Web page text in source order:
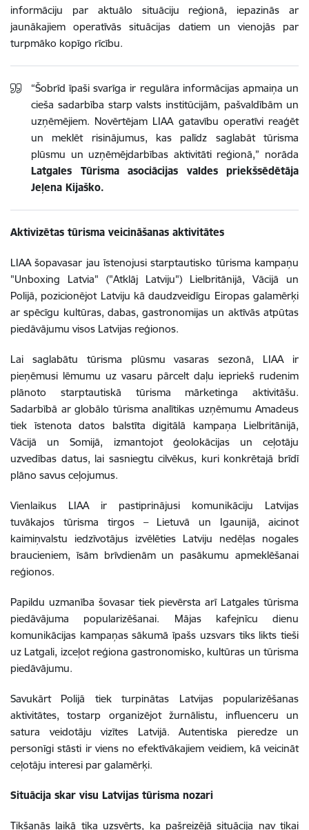
informāciju par aktuālo situāciju reģionā, iepazinās ar
jaunākajiem operatīvās situācijas datiem un vienojās par
turpmāko kopīgo rīcību.
“Šobrīd īpaši svarīga ir regulāra informācijas apmaiņa un
cieša sadarbība starp valsts institūcijām, pašvaldībām un
uzņēmējiem. Novērtējam LIAA gatavību operatīvi reaģēt
un meklēt risinājumus, kas palīdz saglabāt tūrisma
plūsmu un uzņēmējdarbības aktivitāti reģionā,” norāda
Latgales Tūrisma asociācijas valdes priekšsēdētāja
Jeļena Kijaško.
Aktivizētas tūrisma veicināšanas aktivitātes
LIAA šopavasar jau īstenojusi starptautisko tūrisma kampaņu
"Unboxing Latvia" ("Atklāj Latviju") Lielbritānijā, Vācijā un
Polijā, pozicionējot Latviju kā daudzveidīgu Eiropas galamērķi
ar spēcīgu kultūras, dabas, gastronomijas un aktīvās atpūtas
piedāvājumu visos Latvijas reģionos.
Lai saglabātu tūrisma plūsmu vasaras sezonā, LIAA ir
pieņēmusi lēmumu uz vasaru pārcelt daļu iepriekš rudenim
plānoto starptautiskā tūrisma mārketinga aktivitāšu.
Sadarbībā ar globālo tūrisma analītikas uzņēmumu Amadeus
tiek īstenota datos balstīta digitālā kampaņa Lielbritānijā,
Vācijā un Somijā, izmantojot ģeolokācijas un ceļotāju
uzvedības datus, lai sasniegtu cilvēkus, kuri konkrētajā brīdī
plāno savus ceļojumus.
Vienlaikus LIAA ir pastiprinājusi komunikāciju Latvijas
tuvākajos tūrisma tirgos – Lietuvā un Igaunijā, aicinot
kaimiņvalstu iedzīvotājus izvēlēties Latviju nedēļas nogales
braucieniem, īsām brīvdienām un pasākumu apmeklēšanai
reģionos.
Papildu uzmanība šovasar tiek pievērsta arī Latgales tūrisma
piedāvājuma popularizēšanai. Mājas kafejnīcu dienu
komunikācijas kampaņas sākumā īpašs uzsvars tiks likts tieši
uz Latgali, izceļot reģiona gastronomisko, kultūras un tūrisma
piedāvājumu.
Savukārt Polijā tiek turpinātas Latvijas popularizēšanas
aktivitātes, tostarp organizējot žurnālistu, influenceru un
satura veidotāju vizītes Latvijā. Autentiska pieredze un
personīgi stāsti ir viens no efektīvākajiem veidiem, kā veicināt
ceļotāju interesi par galamērķi.
Situācija skar visu Latvijas tūrisma nozari
Tikšanās laikā tika uzsvērts, ka pašreizējā situācija nav tikai